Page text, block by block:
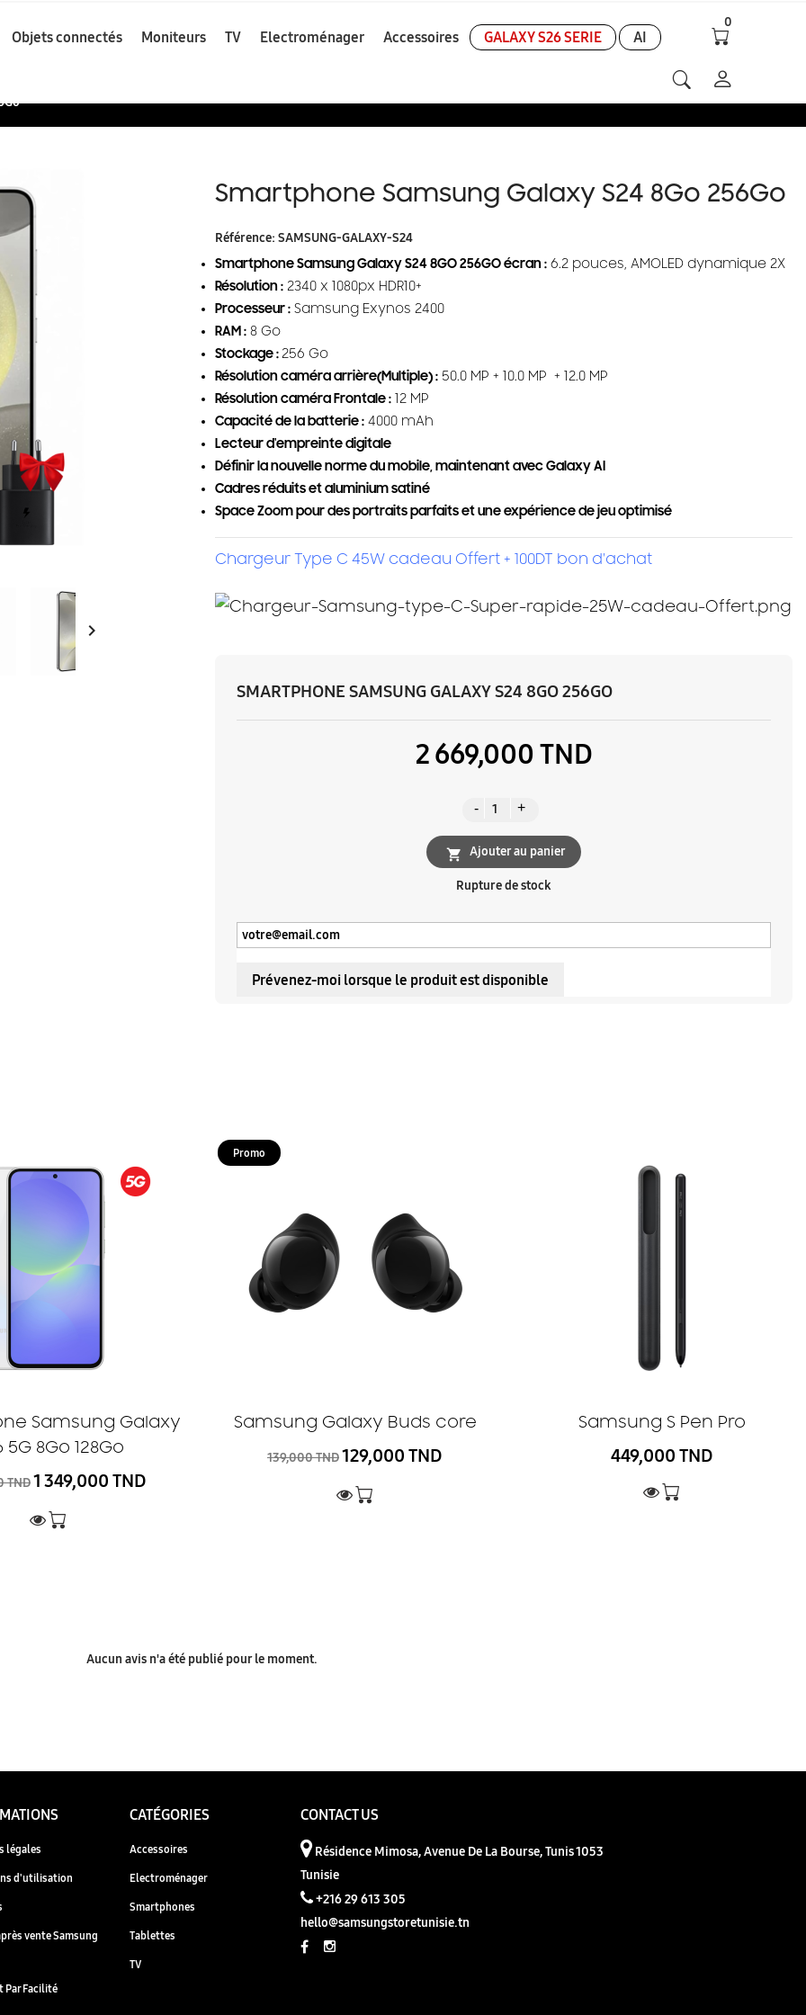
Objets connectés Moniteurs TV Electroménager Accessoires GALAXY S26 SERIE AI
0

Smartphone Samsung Galaxy S24 8Go 256Go
Référence: SAMSUNG-GALAXY-S24
Smartphone Samsung Galaxy S24 8GO 256GO écran : 6.2 pouces, AMOLED dynamique 2X
Résolution : 2340 x 1080px HDR10+
Processeur : Samsung Exynos 2400
RAM : 8 Go
Stockage : 256 Go
Résolution caméra arrière(Multiple) : 50.0 MP + 10.0 MP + 12.0 MP
Résolution caméra Frontale : 12 MP
Capacité de la batterie : 4000 mAh
Lecteur d'empreinte digitale
Définir la nouvelle norme du mobile, maintenant avec Galaxy AI
Cadres réduits et aluminium satiné
Space Zoom pour des portraits parfaits et une expérience de jeu optimisé
Chargeur Type C 45W cadeau Offert + 100DT bon d'achat
SMARTPHONE SAMSUNG GALAXY S24 8GO 256GO
2 669,000 TND
 Ajouter au panier
Rupture de stock
Prévenez-moi lorsque le produit est disponible
Samsung Galaxy
5G 8Go 128Go
TND1 349,000 TND
Samsung Galaxy Buds core
139,000 TND129,000 TND
Promo
Samsung S Pen Pro
449,000 TND
Aucun avis n'a été publié pour le moment.
légales
d'utilisation
vente Samsung
Par Facilité
CATÉGORIES
Accessoires
Electroménager
Smartphones
Tablettes
TV
CONTACT US
Résidence Mimosa, Avenue De La Bourse, Tunis 1053
Tunisie
+216 29 613 305
hello@samsungstoretunisie.tn